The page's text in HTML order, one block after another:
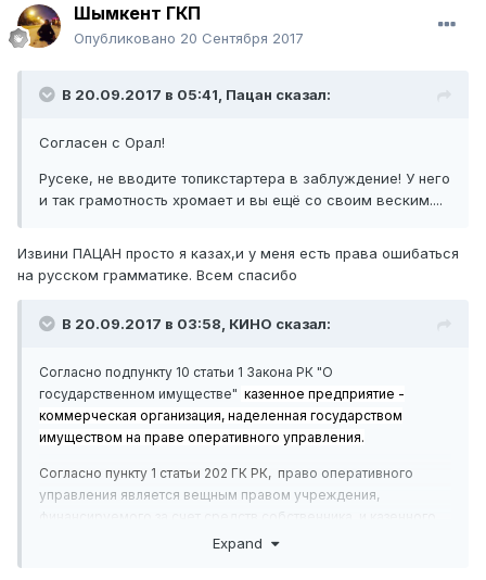
Шымкент ГКП
Опубликовано 20 Сентября 2017
В 20.09.2017 в 05:41, Пацан сказал:
Согласен с Орал!
Русеке, не вводите топикстартера в заблуждение! У него
и так грамотность хромает и вы ещё со своим веским....
Извини ПАЦАН просто я казах,и у меня есть права ошибаться
на русском грамматике. Всем спасибо
В 20.09.2017 в 03:58, КИНО сказал:
Согласно подпункту 10 статьи 1 Закона РК "О
государственном имуществе" казенное предприятие -
коммерческая организация, наделенная государством
имуществом на праве оперативного управления.
Согласно пункту 1 статьи 202 ГК РК, право оперативного
управления является вещным правом учреждения,
финансируемого за счет средств собственника, и казенного
предприятия, получивших имущество от собственника и
Expand